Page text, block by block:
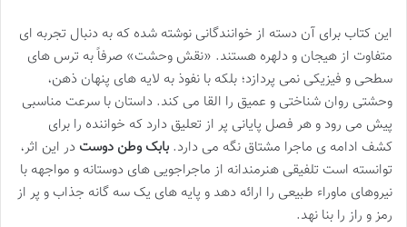
این کتاب برای آن دسته از خوانندگانی نوشته شده که به دنبال تجربه ای
متفاوت از هیجان و دلهره هستند. «نقش وحشت» صرفاً به ترس های
سطحی و فیزیکی نمی پردازد؛ بلکه با نفوذ به لایه های پنهان ذهن،
وحشتی روان شناختی و عمیق را القا می کند. داستان با سرعت مناسبی
پیش می رود و هر فصل پایانی پر از تعلیق دارد که خواننده را برای
کشف ادامه ی ماجرا مشتاق نگه می دارد. بابک وطن دوست در این اثر،
توانسته است تلفیقی هنرمندانه از ماجراجویی های دوستانه و مواجهه با
نیروهای ماوراء طبیعی را ارائه دهد و پایه های یک سه گانه جذاب و پر از
رمز و راز را بنا نهد.